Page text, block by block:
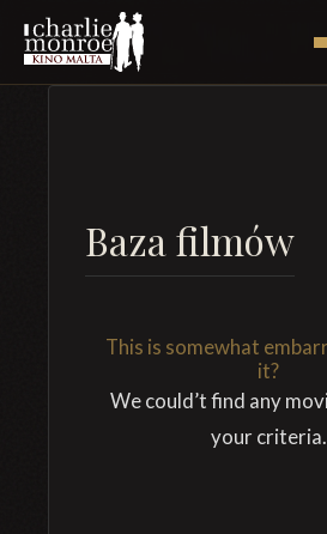
Baza filmów
This is somewhat
it?
We could’t find any
your criteria.